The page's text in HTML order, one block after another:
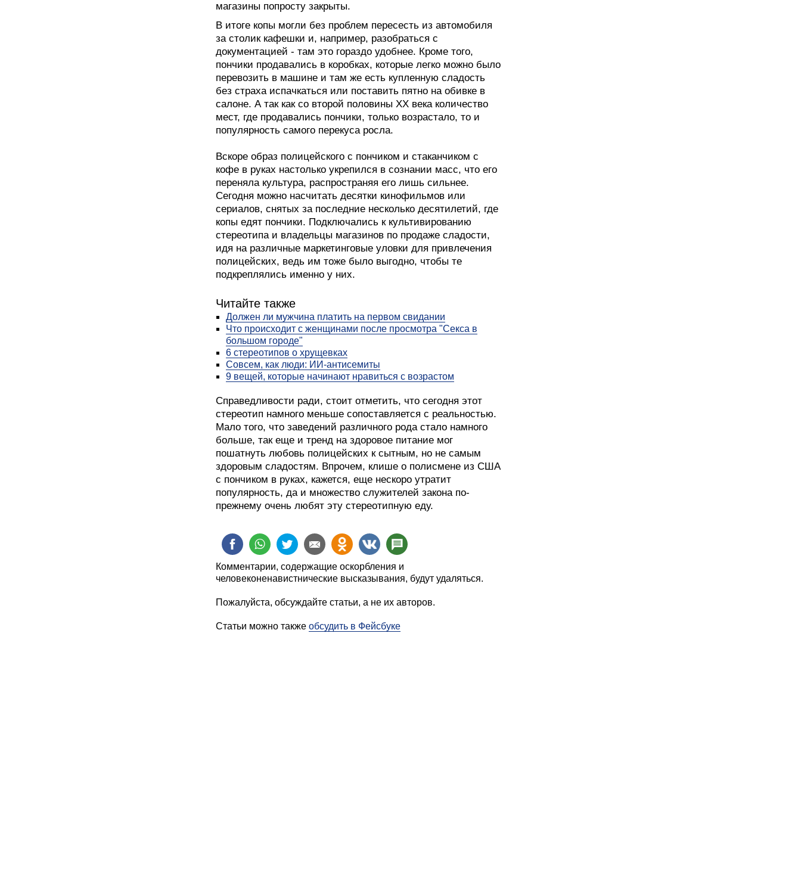
магазины попросту закрыты.
В итоге копы могли без проблем пересесть из автомобиля
за столик кафешки и, например, разобраться с
документацией - там это гораздо удобнее. Кроме того,
пончики продавались в коробках, которые легко можно было
перевозить в машине и там же есть купленную сладость
без страха испачкаться или поставить пятно на обивке в
салоне. А так как со второй половины ХХ века количество
мест, где продавались пончики, только возрастало, то и
популярность самого перекуса росла.
Вскоре образ полицейского с пончиком и стаканчиком с
кофе в руках настолько укрепился в сознании масс, что его
переняла культура, распространяя его лишь сильнее.
Сегодня можно насчитать десятки кинофильмов или
сериалов, снятых за последние несколько десятилетий, где
копы едят пончики. Подключались к культивированию
стереотипа и владельцы магазинов по продаже сладости,
идя на различные маркетинговые уловки для привлечения
полицейских, ведь им тоже было выгодно, чтобы те
подкреплялись именно у них.
Читайте также
Должен ли мужчина платить на первом свидании
Что происходит с женщинами после просмотра "Секса в
большом городе"
6 стереотипов о хрущевках
Совсем, как люди: ИИ-антисемиты
9 вещей, которые начинают нравиться с возрастом
Справедливости ради, стоит отметить, что сегодня этот
стереотип намного меньше сопоставляется с реальностью.
Мало того, что заведений различного рода стало намного
больше, так еще и тренд на здоровое питание мог
пошатнуть любовь полицейских к сытным, но не самым
здоровым сладостям. Впрочем, клише о полисмене из США
с пончиком в руках, кажется, еще нескоро утратит
популярность, да и множество служителей закона по-
прежнему очень любят эту стереотипную еду.
Комментарии, содержащие оскорбления и
человеконенавистнические высказывания, будут удаляться.
Пожалуйста, обсуждайте статьи, а не их авторов.
Статьи можно также обсудить в Фейсбуке